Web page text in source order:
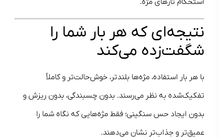
استحکام تارهای مژه.
نتیجه‌ای که هر بار شما را
شگفت‌زده می‌کند
با هر بار استفاده، مژه‌ها بلندتر، خوش‌حالت‌تر و کاملاً
تفکیک‌شده به نظر می‌رسند. بدون چسبندگی، بدون ریزش و
بدون ایجاد حس سنگینی؛ فقط مژه‌هایی که نگاه شما را
عمیق‌تر و جذاب‌تر نشان می‌دهند.